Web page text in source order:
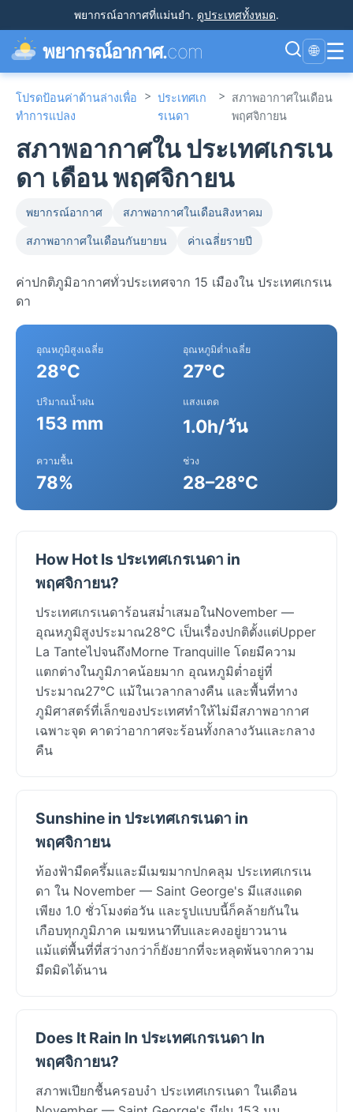
พยากรณ์อากาศที่แม่นยำ. ดูประเทศทั้งหมด.
พยากรณ์อากาศ.com 🌐 ☰
โปรดป้อนค่าด้านล่างเพื่อ
ทำการแปลง
> ประเทศเก
รเนดา
> สภาพอากาศในเดือน
พฤศจิกายน
สภาพอากาศใน ประเทศเกรเน
ดา เดือน พฤศจิกายน
พยากรณ์อากาศ สภาพอากาศในเดือนสิงหาคม
สภาพอากาศในเดือนกันยายน ค่าเฉลี่ยรายปี
ค่าปกติภูมิอากาศทั่วประเทศจาก 15 เมืองใน ประเทศเกรเน
ดา
อุณหภูมิสูงเฉลี่ย
28°C
อุณหภูมิต่ำเฉลี่ย
27°C
ปริมาณน้ำฝน
153 mm
แสงแดด
1.0h/วัน
ความชื้น
78%
ช่วง
28–28°C
How Hot Is ประเทศเกรเนดา in
พฤศจิกายน?
ประเทศเกรเนดาร้อนสม่ำเสมอในNovember —
อุณหภูมิสูงประมาณ28°C เป็นเรื่องปกติตั้งแต่Upper
La TanteไปจนถึงMorne Tranquille โดยมีความ
แตกต่างในภูมิภาคน้อยมาก อุณหภูมิต่ำอยู่ที่
ประมาณ27°C แม้ในเวลากลางคืน และพื้นที่ทาง
ภูมิศาสตร์ที่เล็กของประเทศทำให้ไม่มีสภาพอากาศ
เฉพาะจุด คาดว่าอากาศจะร้อนทั้งกลางวันและกลาง
คืน
Sunshine in ประเทศเกรเนดา in
พฤศจิกายน
ท้องฟ้ามืดครึ้มและมีเมฆมากปกคลุม ประเทศเกรเน
ดา ใน November — Saint George's มีแสงแดด
เพียง 1.0 ชั่วโมงต่อวัน และรูปแบบนี้ก็คล้ายกันใน
เกือบทุกภูมิภาค เมฆหนาทึบและคงอยู่ยาวนาน
แม้แต่พื้นที่ที่สว่างกว่าก็ยังยากที่จะหลุดพ้นจากความ
มืดมิดได้นาน
Does It Rain In ประเทศเกรเนดา In
พฤศจิกายน?
สภาพเปียกชื้นครอบงำ ประเทศเกรเนดา ในเดือน